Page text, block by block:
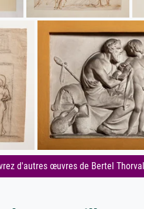
d'autres œuvres de Bertel